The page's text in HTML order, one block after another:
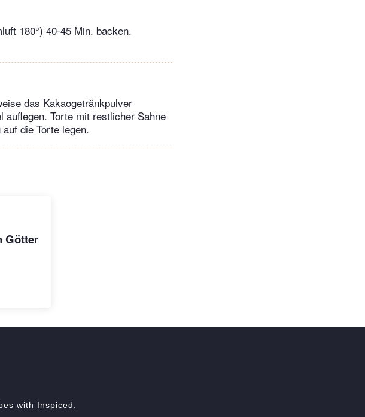
180°) 40-45 Min. backen.
das Kakaogetränkpulver
auflegen. Torte mit restlicher Sahne
die Torte legen.
Götter
with Inspiced.